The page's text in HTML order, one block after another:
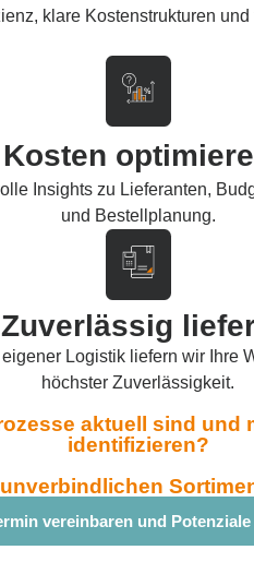
klare Kostenstrukturen
Kosten
Insights zu Lieferanten,
und Bestellplanung.
Zuverlässig
Logistik liefern wir Ihre
höchster Zuverlässigkeit.
aktuell sind
identifizieren?
vereinbaren und